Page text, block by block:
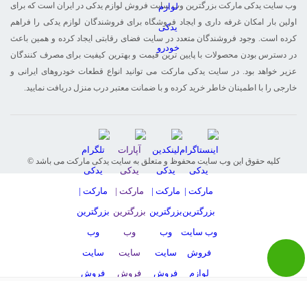
وب سایت یدکی مارکت بزرگترین وب سایت فروش لوازم یدکی در ایران است که برای
اولین بار امکان غرفه داری و ایجاد فروشگاه برای فروشندگان لوازم یدکی را فراهم
کرده است. وجود فروشندگان متعدد در سایت فضای رقابتی ایجاد کرده و همین باعث
در دسترس بودن محصولات با پایین ترین قیمت و بهترین کیفیت برای مصرف کنندگان
عزیر خواهد بود. در سایت یدکی مارکت می توانید انواع قطعات خودروهای ایرانی و
خارجی را با اطمینان خاطر خرید کرده و با ضمانت معتبر درب منزل دریافت نمایید.
© کلیه حقوق این وب سایت محفوظ و متعلق به سایت یدکی مارکت می باشد